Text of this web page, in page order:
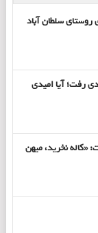
سلطان آباد
رفت؛ آیا امیدی
«کاله نخرید، میهن